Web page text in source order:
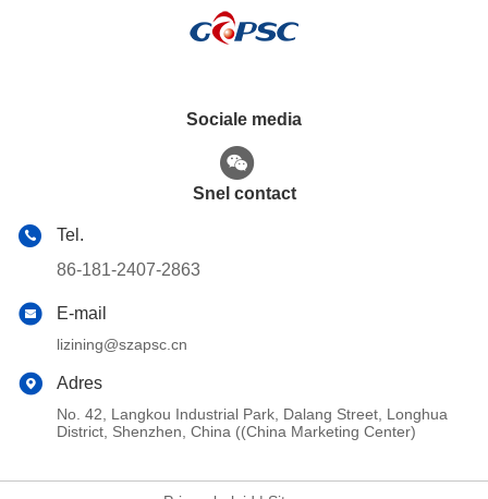
Sociale media
Snel contact
Tel.
86-181-2407-2863
E-mail
lizining@szapsc.cn
Adres
No. 42, Langkou Industrial Park, Dalang Street, Longhua
District, Shenzhen, China ((China Marketing Center)